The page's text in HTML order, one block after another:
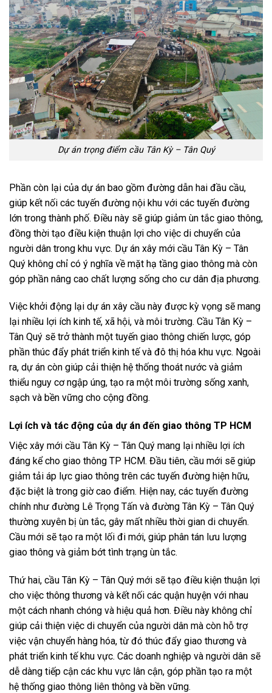
Dự án trọng điểm cầu Tân Kỳ – Tân Quý
Phần còn lại của dự án bao gồm đường dẫn hai đầu cầu,
giúp kết nối các tuyến đường nội khu với các tuyến đường
lớn trong thành phố. Điều này sẽ giúp giảm ùn tắc giao thông,
đồng thời tạo điều kiện thuận lợi cho việc di chuyển của
người dân trong khu vực. Dự án xây mới cầu Tân Kỳ – Tân
Quý không chỉ có ý nghĩa về mặt hạ tầng giao thông mà còn
góp phần nâng cao chất lượng sống cho cư dân địa phương.
Việc khởi động lại dự án xây cầu này được kỳ vọng sẽ mang
lại nhiều lợi ích kinh tế, xã hội, và môi trường. Cầu Tân Kỳ –
Tân Quý sẽ trở thành một tuyến giao thông chiến lược, góp
phần thúc đẩy phát triển kinh tế và đô thị hóa khu vực. Ngoài
ra, dự án còn giúp cải thiện hệ thống thoát nước và giảm
thiểu nguy cơ ngập úng, tạo ra một môi trường sống xanh,
sạch và bền vững cho cộng đồng.
Lợi ích và tác động của dự án đến giao thông TP HCM
Việc xây mới cầu Tân Kỳ – Tân Quý mang lại nhiều lợi ích
đáng kể cho giao thông TP HCM. Đầu tiên, cầu mới sẽ giúp
giảm tải áp lực giao thông trên các tuyến đường hiện hữu,
đặc biệt là trong giờ cao điểm. Hiện nay, các tuyến đường
chính như đường Lê Trọng Tấn và đường Tân Kỳ – Tân Quý
thường xuyên bị ùn tắc, gây mất nhiều thời gian di chuyển.
Cầu mới sẽ tạo ra một lối đi mới, giúp phân tán lưu lượng
giao thông và giảm bớt tình trạng ùn tắc.
Thứ hai, cầu Tân Kỳ – Tân Quý mới sẽ tạo điều kiện thuận lợi
cho việc thông thương và kết nối các quận huyện với nhau
một cách nhanh chóng và hiệu quả hơn. Điều này không chỉ
giúp cải thiện việc di chuyển của người dân mà còn hỗ trợ
việc vận chuyển hàng hóa, từ đó thúc đẩy giao thương và
phát triển kinh tế khu vực. Các doanh nghiệp và người dân sẽ
dễ dàng tiếp cận các khu vực lân cận, góp phần tạo ra một
hệ thống giao thông liên thông và bền vững.